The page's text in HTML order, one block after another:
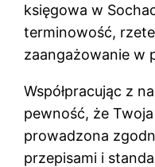
księgowa w
terminowość,
zaangażowanie w
Współpracując z
pewność, że
prowadzona
przepisami i